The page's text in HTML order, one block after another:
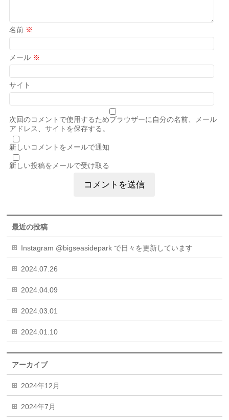
名前 ※
メール ※
サイト
次回のコメントで使用するためブラウザーに自分の名前、メール
アドレス、サイトを保存する。
新しいコメントをメールで通知
新しい投稿をメールで受け取る
最近の投稿
Instagram @bigseasidepark で日々を更新しています
2024.07.26
2024.04.09
2024.03.01
2024.01.10
アーカイブ
2024年12月
2024年7月